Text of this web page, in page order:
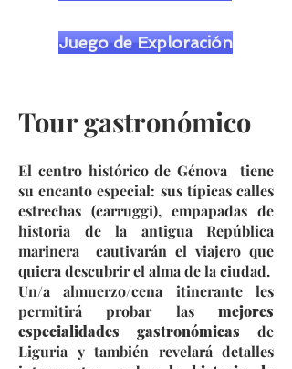
Juego de Exploración
Tour gastronómico
El centro histórico de Génova tiene
su encanto especial: sus típicas calles
estrechas (carruggi), empapadas de
historia de la antigua República
marinera cautivarán el viajero que
quiera descubrir el alma de la ciudad.
Un/a almuerzo/cena itinerante les
permitirá probar las mejores
especialidades gastronómicas de
Liguria y también revelará detalles